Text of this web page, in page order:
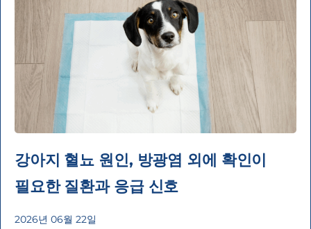
강아지 혈뇨 원인, 방광염 외에 확인이
필요한 질환과 응급 신호
2026년 06월 22일